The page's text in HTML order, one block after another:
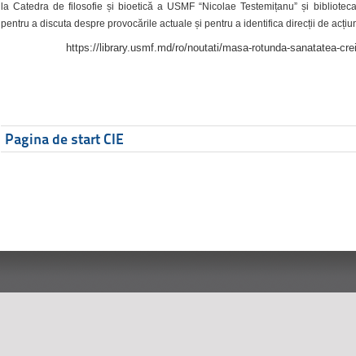
la Catedra de filosofie și bioetică a USMF “Nicolae Testemițanu” și
pentru a discuta despre provocările actuale și pentru a identifica direcții de
https://library.usmf.md/ro/noutati/masa-rotunda-sanatatea-
Pagina de start CIE